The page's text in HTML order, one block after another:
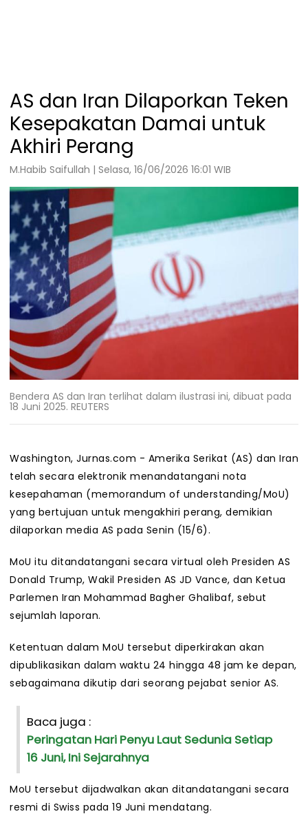
AS dan Iran Dilaporkan Teken
Kesepakatan Damai untuk
Akhiri Perang
M.Habib Saifullah | Selasa, 16/06/2026 16:01 WIB
Bendera AS dan Iran terlihat dalam ilustrasi ini, dibuat pada
18 Juni 2025. REUTERS
Washington, Jurnas.com - Amerika Serikat (AS) dan Iran
telah secara elektronik menandatangani nota
kesepahaman (memorandum of understanding/MoU)
yang bertujuan untuk mengakhiri perang, demikian
dilaporkan media AS pada Senin (15/6).
MoU itu ditandatangani secara virtual oleh Presiden AS
Donald Trump, Wakil Presiden AS JD Vance, dan Ketua
Parlemen Iran Mohammad Bagher Ghalibaf, sebut
sejumlah laporan.
Ketentuan dalam MoU tersebut diperkirakan akan
dipublikasikan dalam waktu 24 hingga 48 jam ke depan,
sebagaimana dikutip dari seorang pejabat senior AS.
Baca juga :
Peringatan Hari Penyu Laut Sedunia Setiap
16 Juni, Ini Sejarahnya
MoU tersebut dijadwalkan akan ditandatangani secara
resmi di Swiss pada 19 Juni mendatang.